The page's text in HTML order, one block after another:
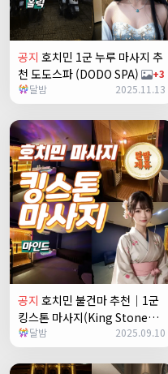
공지 호치민 1군 누루 마사지 추
천 도도스파 (DODO SPA)
+3
달밤
2025.11.13
공지 호치민 불건마 추천｜1군
킹스톤 마사지(King Stone
massage)
달밤 2025.09.10